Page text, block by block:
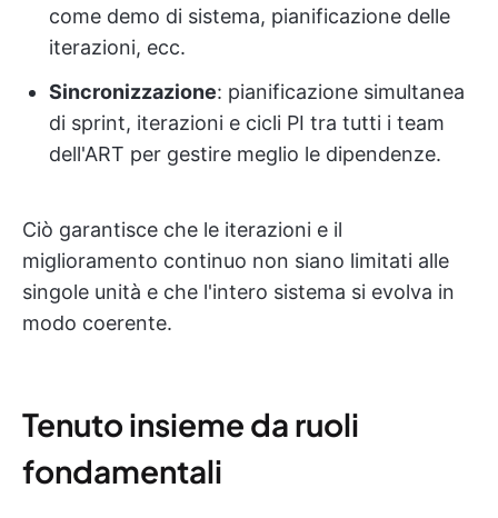
come demo di sistema, pianificazione delle
iterazioni, ecc.
Sincronizzazione: pianificazione simultanea
di sprint, iterazioni e cicli PI tra tutti i team
dell'ART per gestire meglio le dipendenze.
Ciò garantisce che le iterazioni e il
miglioramento continuo non siano limitati alle
singole unità e che l'intero sistema si evolva in
modo coerente.
Tenuto insieme da ruoli
fondamentali